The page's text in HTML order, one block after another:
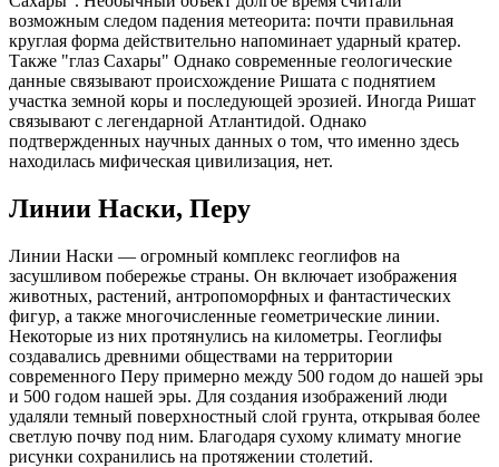
возможным следом падения метеорита: почти правильная
круглая форма действительно напоминает ударный кратер.
Также "глаз Сахары" Однако современные геологические
данные связывают происхождение Ришата с поднятием
участка земной коры и последующей эрозией. Иногда Ришат
связывают с легендарной Атлантидой. Однако
подтвержденных научных данных о том, что именно здесь
находилась мифическая цивилизация, нет.
Линии Наски, Перу
Линии Наски — огромный комплекс геоглифов на
засушливом побережье страны. Он включает изображения
животных, растений, антропоморфных и фантастических
фигур, а также многочисленные геометрические линии.
Некоторые из них протянулись на километры. Геоглифы
создавались древними обществами на территории
современного Перу примерно между 500 годом до нашей эры
и 500 годом нашей эры. Для создания изображений люди
удаляли темный поверхностный слой грунта, открывая более
светлую почву под ним. Благодаря сухому климату многие
рисунки сохранились на протяжении столетий.